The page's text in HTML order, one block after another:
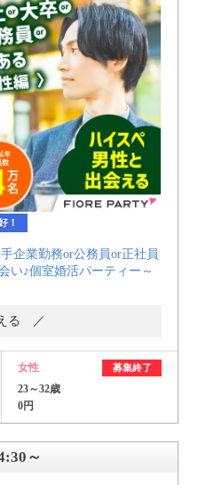
！
企業勤務or公務員or正社員
い♪個室婚活パーティー～
る ／
女性 募集終了
23～32歳
0円
～